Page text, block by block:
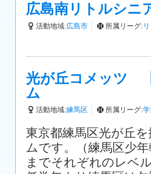
広島南リトルシニ
活動地域:広島市 所属リーグ:
光が丘コメッツ
ム
活動地域:練馬区 所属リーグ:学
東京都練馬区光が丘
ムです。（練馬区少
までそれぞれのレベ